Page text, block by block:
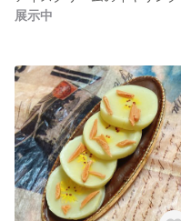
展示中